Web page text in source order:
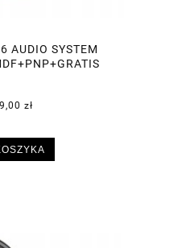
AUDIO SYSTEM
zł